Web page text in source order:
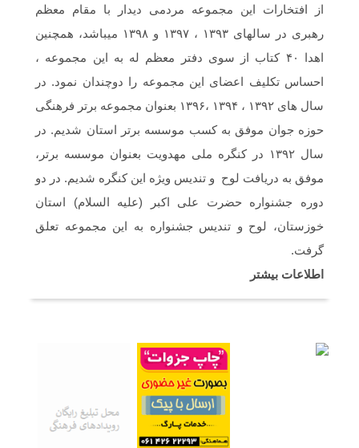
سلام و ارادت. بله از طریق خط تلفن شما در
سلام خسته نباشین فایل صوتی بیکلام سرود
حجاب فاطمی رو می خواستم .(دختران
از افتخارات این مجموعه مردمی دیدار با مقام معظم
رهبری در سالهای ۱۳۹۳ ، ۱۳۹۷ و ۱۳۹۸ میباشد، همچنین
اهدا ۴۰ کتاب از سوی دفتر معظم له به این مجموعه ،
احساس تکلیف اعضای این مجموعه را دوچندان نمود. در
سال های ۱۳۹۲ ، ۱۳۹۴ ،۱۳۹۶ بعنوان مجموعه برتر فرهنگی
حوزه جوان موفق به کسب موسسه برتر استان شدیم. در
سال ۱۳۹۲ در کنگره ملی مهدویت بعنوان موسسه برتر،
موفق به دریافت لوح و تندیس ویژه این کنگره شدیم. در دو
دوره جشنواره حضرت علی اکبر (علیه السلام) استان
خوزستان، لوح و تندیس جشنواره به این مجموعه تعلق
گرفت.
اطلاعات بیشتر